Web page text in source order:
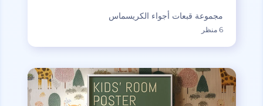
مجموعة قبعات أجواء الكريسماس
6 منظر